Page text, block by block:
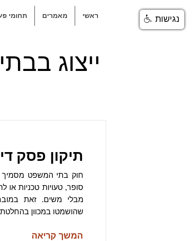
תחומי מאמרים ראשי
ייצוג
תיקון פסק
חוק בתי המשפט מסמיך
סופר, טעויות טכניות
מבלי משים. זאת
שהושמטו במכוון
המשך קריאה
נגישות